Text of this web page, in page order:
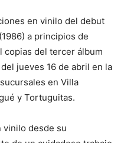
en vinilo del debut
a principios de
copias del tercer álbum
jueves 16 de abril en la
en Villa
y Tortuguitas.
vinilo desde su